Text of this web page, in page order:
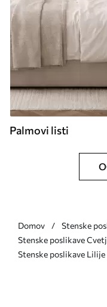
Palmovi listi
Domov
Stenske
Stenske poslikave
Stenske poslikave Lilije